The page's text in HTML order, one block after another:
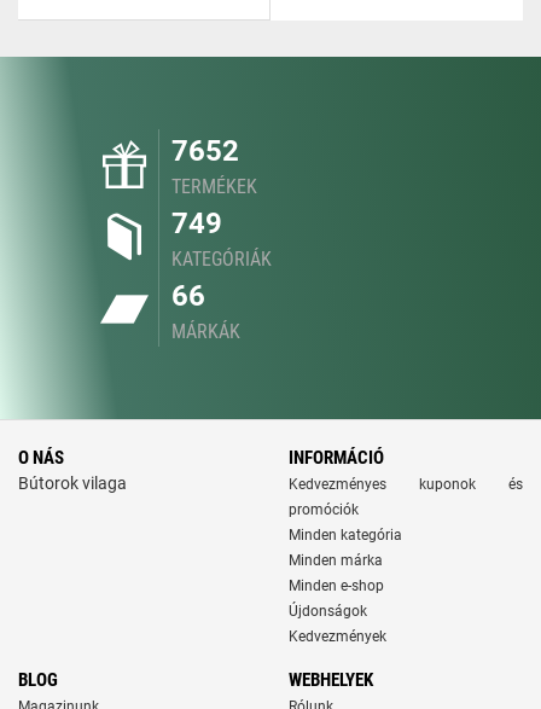
7652
TERMÉKEK
749
KATEGÓRIÁK
66
MÁRKÁK
O NÁS
Bútorok vilaga
INFORMÁCIÓ
Kedvezményes kuponok és
promóciók
Minden kategória
Minden márka
Minden e-shop
Újdonságok
Kedvezmények
BLOG WEBHELYEK